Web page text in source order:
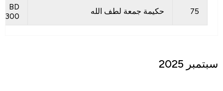
75 حكيمة جمعة لطف الله
BD
300
سبتمبر 2025